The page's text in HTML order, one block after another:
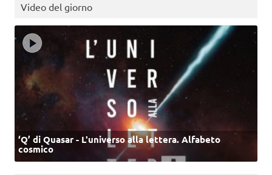
Video del giorno
‘Q’ di Quasar - L'universo alla lettera. Alfabeto
cosmico